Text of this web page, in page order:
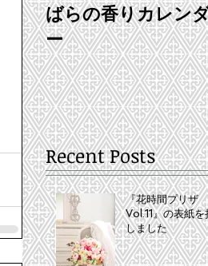
ばらの香りカレン
ー
Recent Posts
『花時間プリザ
Vol.11』の表紙を
しました